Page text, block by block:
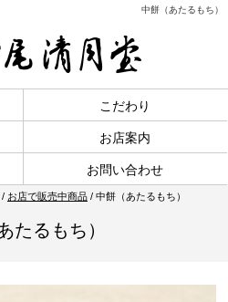
中餅（あたるもち）
こだわり
お店案内
お問い合わせ
お店で販売中商品/ 中餅（あたるもち）
たるもち）